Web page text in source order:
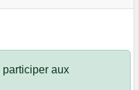
aux